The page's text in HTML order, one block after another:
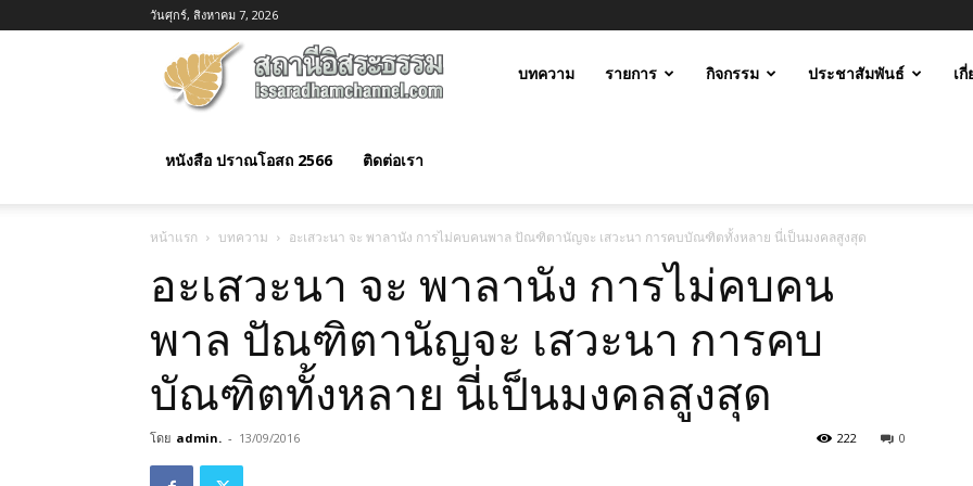
วันศุกร์, สิงหาคม 7, 2026
บทความ รายการ กิจกรรม ประชาสัมพันธ์ เ
หนังสือ ปราณโอสถ 2566 ติดต่อเรา
หน้าแรก บทความ อะเสวะนา จะ พาลานัง การไม่คบคนพาล ปัณฑิตานัญจะ เสวะนา การคบบัณฑิตทั้งหลาย นี่เป็นมงคลสูงสุด
อะเสวะนา จะ พาลานัง การไม่คบคน
พาล ปัณฑิตานัญจะ เสวะนา การคบ
บัณฑิตทั้งหลาย นี่เป็นมงคลสูงสุด
โดย admin. - 13/09/2016 0
222